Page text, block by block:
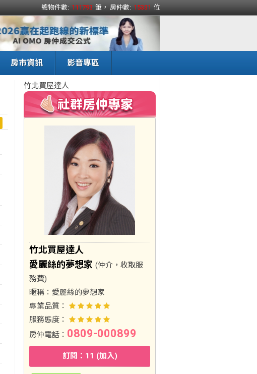
總物件數: 111793 筆， 房仲數: 15331 位
房市資訊 影音專區
竹北買屋達人
竹北買屋達人
愛麗絲的夢想家 (仲介，收取服
務費)
暱稱： 愛麗絲的夢想家
專業品質：
服務態度：
房仲電話： 0809-000899
訂閱：11 (加入)